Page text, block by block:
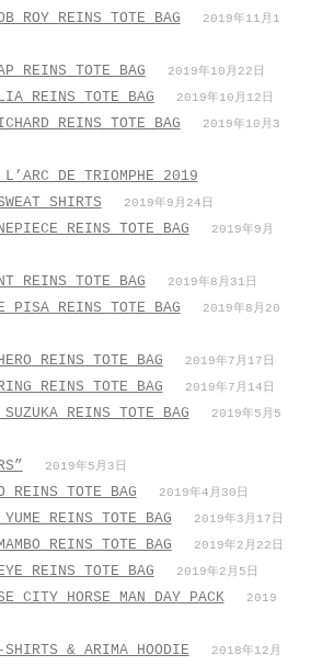
ROY REINS TOTE BAG
2019年11月1
REINS TOTE BAG 2019年10月22日
REINS TOTE BAG 2019年10月12日
REINS TOTE BAG
2019年10月3
DE TRIOMPHE 2019
SHIRTS
2019年9月24日
REINS TOTE BAG
2019年9月
REINS TOTE BAG 2019年8月31日
REINS TOTE BAG
2019年8月20
REINS TOTE BAG 2019年7月17日
REINS TOTE BAG 2019年7月14日
REINS TOTE BAG
2019年5月5
2019年5月3日
REINS TOTE BAG 2019年4月30日
REINS TOTE BAG 2019年3月17日
REINS TOTE BAG 2019年2月22日
REINS TOTE BAG 2019年2月5日
CITY HORSE MAN DAY PACK
2019
& ARIMA HOODIE
2018年12月